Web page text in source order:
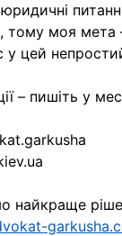
моя мета
у цей
– пишіть у
найкраще